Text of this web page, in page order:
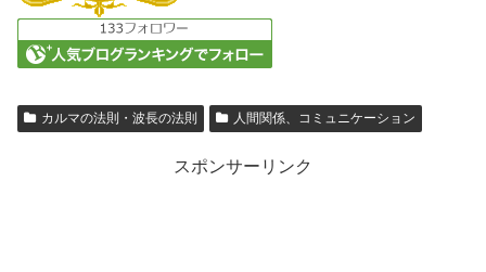
カルマの法則・波長の法則 人間関係、コミュニケーション
スポンサーリンク